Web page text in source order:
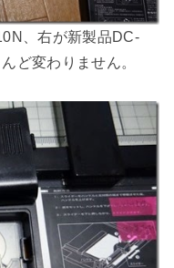
、右が新製品DC-
ど変わりません。